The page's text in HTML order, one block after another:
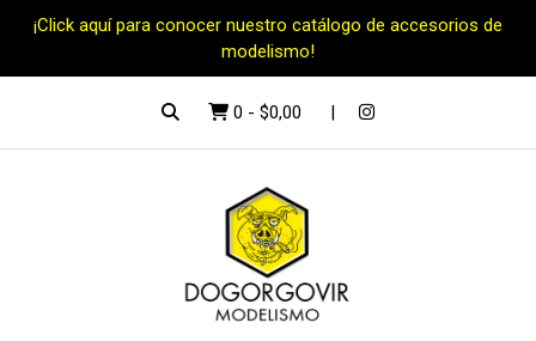
¡Click aquí para conocer nuestro catálogo de accesorios de
modelismo!
0 - $0,00